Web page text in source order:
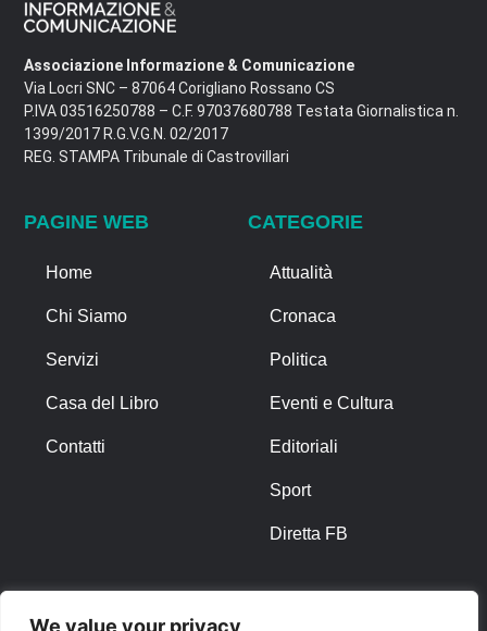
We value your privacy
Associazione Informazione & Comunicazione
Via Locri SNC – 87064 Corigliano Rossano CS
P.IVA 03516250788 – C.F. 97037680788 Testata Giornalistica n.
1399/2017 R.G.V.G.N. 02/2017
REG. STAMPA Tribunale di Castrovillari
PAGINE WEB
Home
Chi Siamo
Servizi
Casa del Libro
Contatti
CATEGORIE
Attualità
Cronaca
Politica
Eventi e Cultura
Editoriali
Sport
Diretta FB